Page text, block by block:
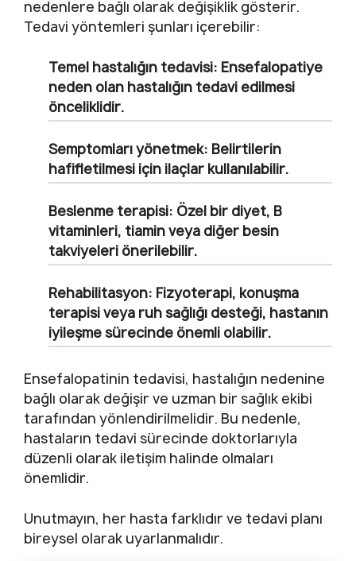
nedenlere bağlı olarak değişiklik gösterir.
Tedavi yöntemleri şunları içerebilir:
Temel hastalığın tedavisi: Ensefalopatiye
neden olan hastalığın tedavi edilmesi
önceliklidir.
Semptomları yönetmek: Belirtilerin
hafifletilmesi için ilaçlar kullanılabilir.
Beslenme terapisi: Özel bir diyet, B
vitaminleri, tiamin veya diğer besin
takviyeleri önerilebilir.
Rehabilitasyon: Fizyoterapi, konuşma
terapisi veya ruh sağlığı desteği, hastanın
iyileşme sürecinde önemli olabilir.
Ensefalopatinin tedavisi, hastalığın nedenine
bağlı olarak değişir ve uzman bir sağlık ekibi
tarafından yönlendirilmelidir. Bu nedenle,
hastaların tedavi sürecinde doktorlarıyla
düzenli olarak iletişim halinde olmaları
önemlidir.
Unutmayın, her hasta farklıdır ve tedavi planı
bireysel olarak uyarlanmalıdır.